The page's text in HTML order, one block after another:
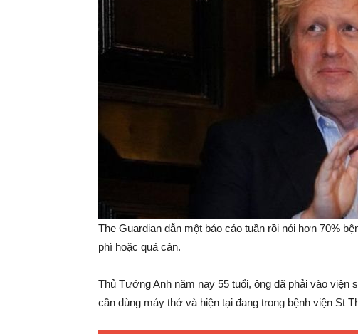
The Guardian dẫn một báo cáo tuần rồi nói hơn 70%
phì hoặc quá cân.
Thủ Tướng Anh năm nay 55 tuổi, ông đã phải vào viện
cần dùng máy thở và hiện tại đang trong bệnh viện St